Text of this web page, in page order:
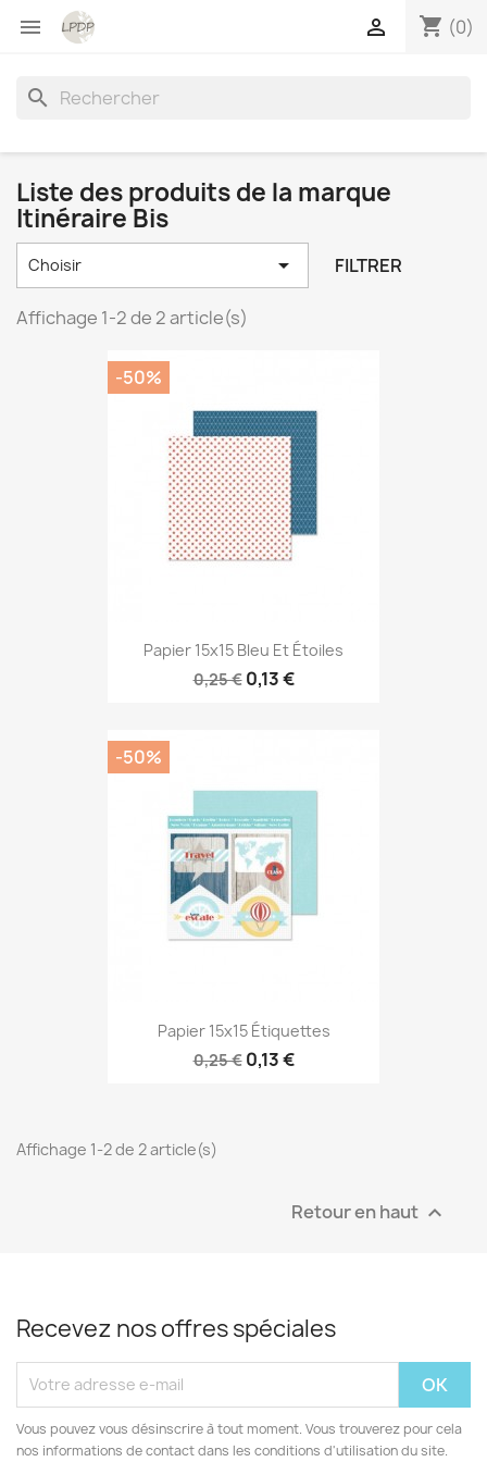
 shopping_cart (0)

search
Liste des produits de la marque
Itinéraire Bis
Choisir  FILTRER
Affichage 1-2 de 2 article(s)
Papier 15x15 Bleu Et Étoiles
0,25 € 0,13 €
-50%
Papier 15x15 Étiquettes
0,25 € 0,13 €
-50%
Affichage 1-2 de 2 article(s)
Retour en haut 
Recevez nos offres spéciales
Vous pouvez vous désinscrire à tout moment. Vous trouverez pour cela
nos informations de contact dans les conditions d'utilisation du site.